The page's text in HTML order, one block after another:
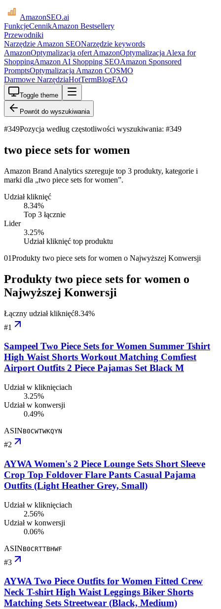
AmazonSEO.ai
FunkcjeCennikAmazon Bestsellery
Przewodniki
Narzędzie Amazon SEONarzędzie keywords
AmazonOptymalizacja ofert AmazonOptymalizacja Alexa for
ShoppingAmazon AI Shopping SEOAmazon Sponsored
PromptsOptymalizacja Amazon COSMO
Darmowe NarzędziaHotTermBlogFAQ
Toggle theme
Powrót do wyszukiwania
#349Pozycja według częstotliwości wyszukiwania: #349
two piece sets for women
Amazon Brand Analytics szereguje top 3 produkty, kategorie i
marki dla „two piece sets for women”.
Udział kliknięć
8.34%
Top 3 łącznie
Lider
3.25%
Udział kliknięć top produktu
01Produkty two piece sets for women o Najwyższej Konwersji
Produkty two piece sets for women o
Najwyższej Konwersji
Łączny udział kliknięć8.34%
#1
Sampeel Two Piece Sets for Women Summer Tshirt
High Waist Shorts Workout Matching Comfiest
Airport Outfits 2 Piece Pajamas Set Black M
Udział w kliknięciach
3.25%
Udział w konwersji
0.49%
ASINB0CWTWKQYN
#2
AYWA Women's 2 Piece Lounge Sets Short Sleeve
Crop Top Foldover Flare Pants Casual Pajama
Outfits (Light Heather Grey, Small)
Udział w kliknięciach
2.56%
Udział w konwersji
0.06%
ASINB0CRTTBHWF
#3
AYWA Two Piece Outfits for Women Fitted Crew
Neck T-shirt High Waist Leggings Biker Shorts
Matching Sets Streetwear (Black, Medium)